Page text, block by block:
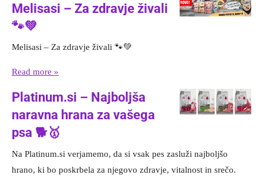
Melisasi – Za zdravje živali
🐾💚
Melisasi – Za zdravje živali 🐾💚
Read more »
Platinum.si – Najboljša
naravna hrana za vašega
psa 🐕🥇
Na Platinum.si verjamemo, da si vsak pes zasluži najboljšo
hrano, ki bo poskrbela za njegovo zdravje, vitalnost in srečo.